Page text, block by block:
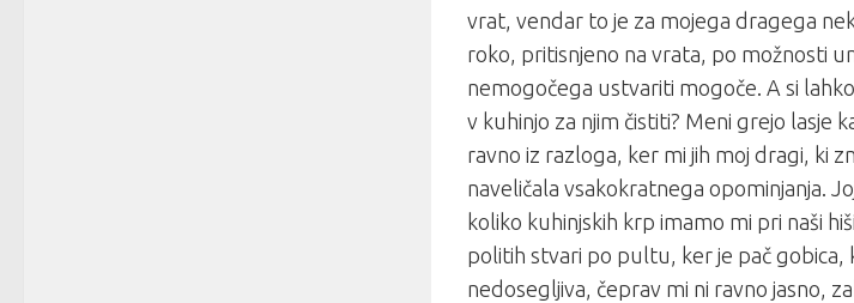
vrat, vendar to je za mojega dragega
roko, pritisnjeno na vrata, po možnosti
nemogočega ustvariti mogoče. A si
v kuhinjo za njim čistiti? Meni grejo lasje
ravno iz razloga, ker mi jih moj dragi, ki
naveličala vsakokratnega opominjanja.
koliko kuhinjskih krp imamo mi pri naši
politih stvari po pultu, ker je pač gobica,
nedosegljiva, čeprav mi ni ravno jasno,